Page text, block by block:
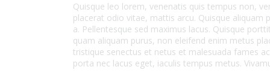
Quisque leo lorem, venenatis quis tempus non,
placerat odio vitae, mattis arcu. Quisque aliquam
a. Pellentesque sed maximus lacus. Quisque
quam aliquam purus, non eleifend enim metus
tristique senectus et netus et malesuada fames
porta nec lacus eget, iaculis tempus metus.